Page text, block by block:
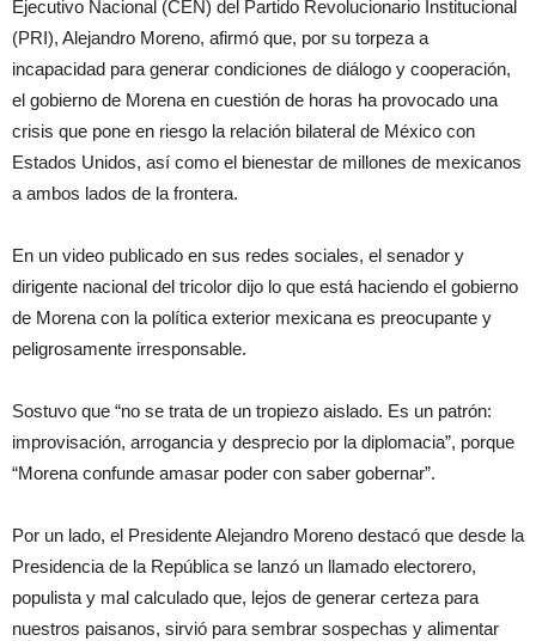
Ejecutivo Nacional (CEN) del Partido Revolucionario Institucional
(PRI), Alejandro Moreno, afirmó que, por su torpeza a
incapacidad para generar condiciones de diálogo y cooperación,
el gobierno de Morena en cuestión de horas ha provocado una
crisis que pone en riesgo la relación bilateral de México con
Estados Unidos, así como el bienestar de millones de mexicanos
a ambos lados de la frontera.
En un video publicado en sus redes sociales, el senador y
dirigente nacional del tricolor dijo lo que está haciendo el gobierno
de Morena con la política exterior mexicana es preocupante y
peligrosamente irresponsable.
Sostuvo que “no se trata de un tropiezo aislado. Es un patrón:
improvisación, arrogancia y desprecio por la diplomacia”, porque
“Morena confunde amasar poder con saber gobernar”.
Por un lado, el Presidente Alejandro Moreno destacó que desde la
Presidencia de la República se lanzó un llamado electorero,
populista y mal calculado que, lejos de generar certeza para
nuestros paisanos, sirvió para sembrar sospechas y alimentar